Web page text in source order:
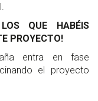
QUE HABÉIS
PROYECTO!
entra en fase
el proyecto